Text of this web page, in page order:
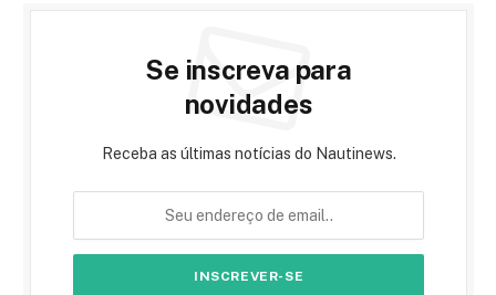
Se inscreva para
novidades
Receba as últimas notícias do Nautinews.